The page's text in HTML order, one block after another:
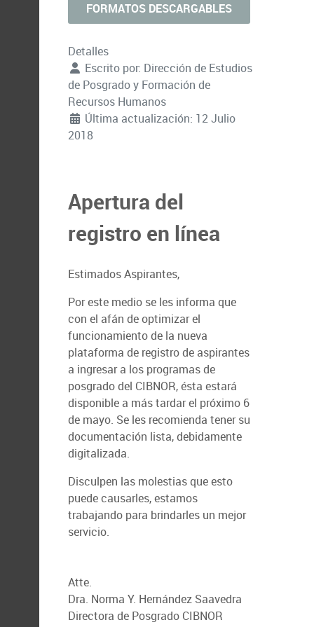
FORMATOS DESCARGABLES
Detalles
Escrito por: Dirección de Estudios
de Posgrado y Formación de
Recursos Humanos
Última actualización: 12 Julio
2018
Apertura del
registro en línea
Estimados Aspirantes,
Por este medio se les informa que
con el afán de optimizar el
funcionamiento de la nueva
plataforma de registro de aspirantes
a ingresar a los programas de
posgrado del CIBNOR, ésta estará
disponible a más tardar el próximo 6
de mayo. Se les recomienda tener su
documentación lista, debidamente
digitalizada.
Disculpen las molestias que esto
puede causarles, estamos
trabajando para brindarles un mejor
servicio.
Atte.
Dra. Norma Y. Hernández Saavedra
Directora de Posgrado CIBNOR